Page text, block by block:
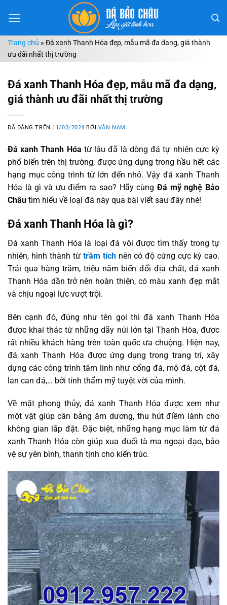
đến
dungTrang chủ » Đá xanh Thanh Hóa đẹp, mẫu mã đa dạng, giá thành
ưu đãi nhất thị trường
Đá xanh Thanh Hóa đẹp, mẫu mã đa dạng,
giá thành ưu đãi nhất thị trường
ĐÃ ĐĂNG TRÊN 11/02/2024 BỞI VĂN NAM
Đá xanh Thanh Hóa từ lâu đã là dòng đá tự nhiên cực kỳ
phổ biến trên thị trường, được ứng dụng trong hầu hết các
hạng mục công trình từ lớn đến nhỏ. Vậy đá xanh Thanh
Hóa là gì và ưu điểm ra sao? Hãy cùng Đá mỹ nghệ Bảo
Châu tìm hiểu về loại đá này qua bài viết sau đây nhé!
Đá xanh Thanh Hóa là gì?
Đá xanh Thanh Hóa là loại đá vôi được tìm thấy trong tự
nhiên, hình thành từ trầm tíchnên có độ cứng cực kỳ cao.
Trải qua hàng trăm, triệu năm biến đổi địa chất, đá xanh
Thanh Hóa dần trở nên hoàn thiện, có màu xanh đẹp mắt
và chịu ngoại lực vượt trội.
Bên cạnh đó, đúng như tên gọi thì đá xanh Thanh Hóa
được khai thác từ những dãy núi lớn tại Thanh Hóa, được
rất nhiều khách hàng trên toàn quốc ưa chuộng. Hiện nay,
đá xanh Thanh Hóa được ứng dụng trong trang trí, xây
dựng các công trình tâm linh như cổng đá, mộ đá, cột đá,
lan can đá,… bởi tính thẩm mỹ tuyệt vời của mình.
Về mặt phong thủy, đá xanh Thanh Hóa được xem như
một vật giúp cân bằng âm dương, thu hút điềm lành cho
không gian lắp đặt. Đặc biệt, những hạng mục làm từ đá
xanh Thanh Hóa còn giúp xua đuổi tà ma ngoại đạo, bảo
vệ sự yên bình, thanh tịnh cho kiến trúc.